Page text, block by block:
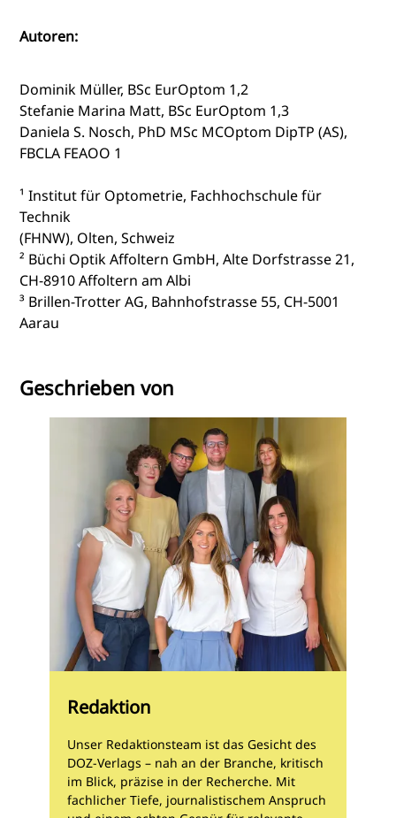
Autoren:
Dominik Müller, BSc EurOptom 1,2
Stefanie Marina Matt, BSc EurOptom 1,3
Daniela S. Nosch, PhD MSc MCOptom DipTP (AS),
FBCLA FEAOO 1
¹ Institut für Optometrie, Fachhochschule für
Technik
(FHNW), Olten, Schweiz
² Büchi Optik Affoltern GmbH, Alte Dorfstrasse 21,
CH-8910 Affoltern am Albi
³ Brillen-Trotter AG, Bahnhofstrasse 55, CH-5001
Aarau
Geschrieben von
Redaktion
Unser Redaktionsteam ist das Gesicht des
DOZ-Verlags – nah an der Branche, kritisch
im Blick, präzise in der Recherche. Mit
fachlicher Tiefe, journalistischem Anspruch